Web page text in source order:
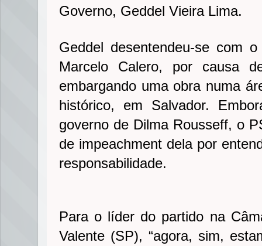
Governo, Geddel Vieira Lima.
Geddel desentendeu-se com
Marcelo Calero, por causa
embargando uma obra numa
histórico, em Salvador.
governo de Dilma Rousseff, o
de impeachment dela por
responsabilidade.
Para o líder do partido na
Valente (SP), “agora, sim,